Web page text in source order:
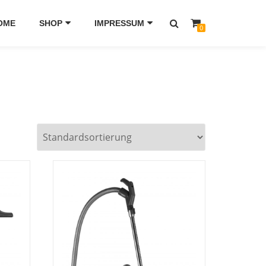
SHOP IMPRESSUM 0